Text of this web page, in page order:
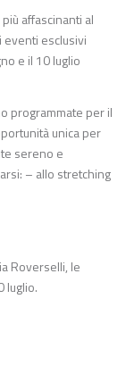
affascinanti al
eventi esclusivi
e il 10 luglio
programmate per il
unica per
sereno e
– allo stretching
Roverselli, le
luglio.